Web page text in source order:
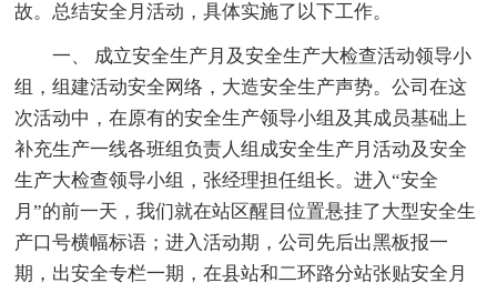
故。总结安全月活动，具体实施了以下工作。
一、 成立安全生产月及安全生产大检查活动领导小
组，组建活动安全网络，大造安全生产声势。公司在这
次活动中，在原有的安全生产领导小组及其成员基础上
补充生产一线各班组负责人组成安全生产月活动及安全
生产大检查领导小组，张经理担任组长。进入“安全
月”的前一天，我们就在站区醒目位置悬挂了大型安全生
产口号横幅标语；进入活动期，公司先后出黑板报一
期，出安全专栏一期，在县站和二环路分站张贴安全月